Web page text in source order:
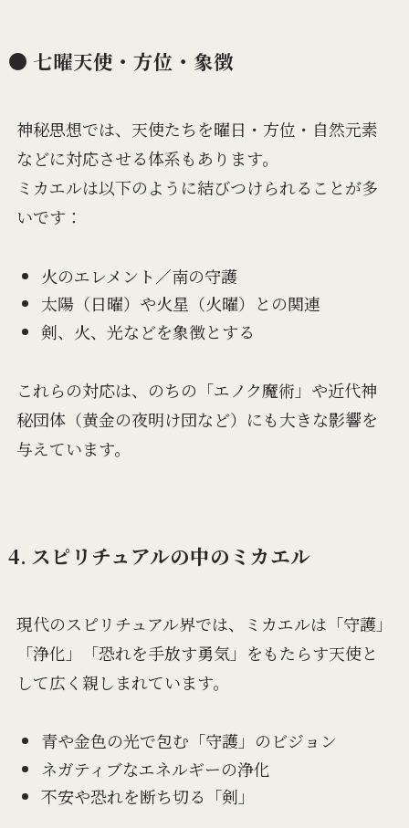
● 七曜天使・方位・象徴
神秘思想では、天使たちを曜日・方位・自然元素
などに対応させる体系もあります。
ミカエルは以下のように結びつけられることが多
いです：
火のエレメント／南の守護
太陽（日曜）や火星（火曜）との関連
剣、火、光などを象徴とする
これらの対応は、のちの「エノク魔術」や近代神
秘団体（黄金の夜明け団など）にも大きな影響を
与えています。
4. スピリチュアルの中のミカエル
現代のスピリチュアル界では、ミカエルは「守護」
「浄化」「恐れを手放す勇気」をもたらす天使と
して広く親しまれています。
青や金色の光で包む「守護」のビジョン
ネガティブなエネルギーの浄化
不安や恐れを断ち切る「剣」